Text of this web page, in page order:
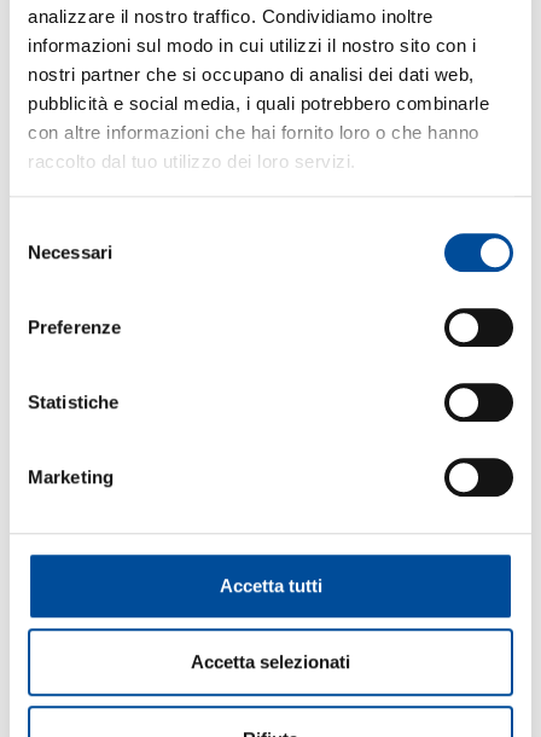
analizzare il nostro traffico. Condividiamo inoltre
informazioni sul modo in cui utilizzi il nostro sito con i
nostri partner che si occupano di analisi dei dati web,
pubblicità e social media, i quali potrebbero combinarle
con altre informazioni che hai fornito loro o che hanno
raccolto dal tuo utilizzo dei loro servizi.
delNecessari
Preferenze
Statistiche
Marketing
Accetta tutti
Accetta selezionati
LAVORO